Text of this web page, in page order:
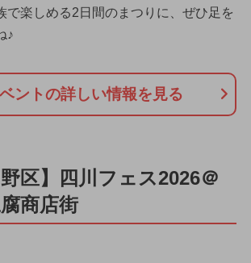
で楽しめる2日間のまつりに、ぜひ足を
♪
ントの詳しい情報を見る
野区】四川フェス2026＠
商店街